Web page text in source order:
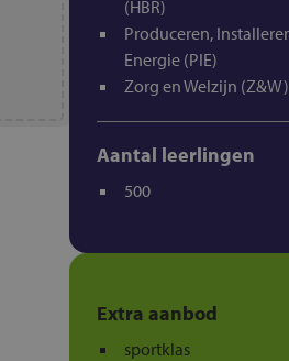
(HBR)
Produceren,
Energie (PIE)
Zorg en Welzijn (Z&W)
Aantal leerlingen
500
Extra aanbod
sportklas